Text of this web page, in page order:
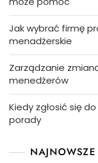
Jak wybrać firmę
menadżerskie
Zarządzanie
menedżerów
Kiedy zgłosić się
porady
NAJNOWSZE